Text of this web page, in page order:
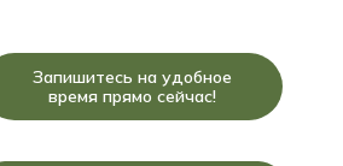
Запишитесь на удобное
время прямо сейчас!